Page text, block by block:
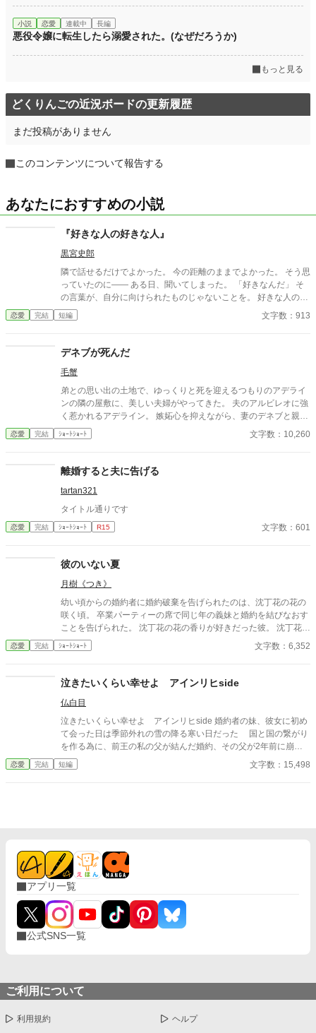
小説 恋愛 連載中 長編
悪役令嬢に転生したら溺愛された。(なぜだろうか)
もっと見る
どくりんごの近況ボードの更新履歴
まだ投稿がありません
このコンテンツについて報告する
あなたにおすすめの小説
『好きな人の好きな人』
黒宮史郎
隣で話せるだけでよかった。 今の距離のままでよかった。 そう思
っていたのに―― ある日、聞いてしまった。 「好きなんだ」 そ
の言葉が、自分に向けられたものじゃないことを。 好きな人の好
きな人が、自分じゃない。 苦しくて、切なくて、それでも離れら
れない。 これは、隣の席から始まった小さな恋の物語。
恋愛 完結 短編 文字数：913
デネブが死んだ
毛蟹
弟との思い出の土地で、ゆっくりと死を迎えるつもりのアデライ
ンの隣の屋敷に、美しい夫婦がやってきた。 夫のアルビレオに強
く惹かれるアデライン。 嫉妬心を抑えながら、妻のデネブと親友
として接する。 アデラインは病弱のデネブを元気付けた。 原因と
なる病も完治した。それなのに。 ある日、デネブが死んだ。 ふわ
恋愛 完結 ｼｮｰﾄｼｮｰﾄ 文字数：10,260
離婚すると夫に告げる
tartan321
タイトル通りです
恋愛 完結 ｼｮｰﾄｼｮｰﾄ R15 文字数：601
彼のいない夏
月樹《つき》
幼い頃からの婚約者に婚約破棄を告げられたのは、沈丁花の花の
咲く頃。 卒業パーティーの席で同じ年の義妹と婚約を結びなおす
ことを告げられた。 沈丁花の花の香りが好きだった彼。 沈丁花の
花言葉のようにずっと一緒にいられると思っていた。 母が生まれ
た隣国に帰るように言われたけれど、例え一緒にいられなくて
海の見える教会に入ることに決めた。 あなたがいなくても、いつ
も一緒に海辺を散歩した夏はやって来る。
恋愛 完結 ｼｮｰﾄｼｮｰﾄ 文字数：6,352
泣きたいくらい幸せよ アインリヒside
仏白目
泣きたいくらい幸せよ アインリヒside 婚約者の妹、彼女に初め
て会った日は季節外れの雪の降る寒い日だった 国と国の繋がり
を作る為に、前王の私の父が結んだ婚約、その父が2年前に崩御
して今では私が国王になっている その婚約者が、私に会いに我が
国にやってくる ＊作者ご都合主義の世界観でのフィクションで
恋愛 完結 短編 文字数：15,498
アプリ一覧
公式SNS一覧
ご利用について
利用規約 ヘルプ